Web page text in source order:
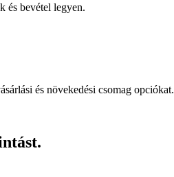
és bevétel legyen.
és növekedési csomag opciókat.